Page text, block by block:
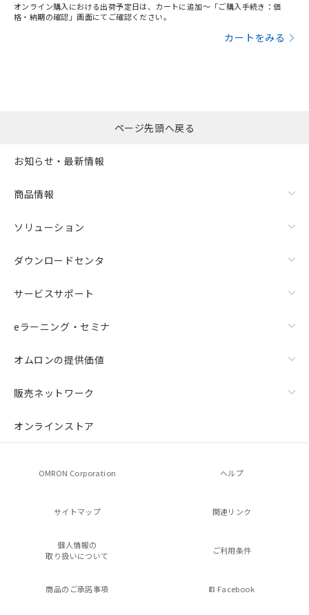
オンライン購入における出荷予定日は、カートに追加～「ご購入手続き：価
格・納期の確認」画面にてご確認ください。
カートをみる
ページ先頭へ戻る
お知らせ・最新情報
商品情報
ソリューション
ダウンロードセンタ
サービスサポート
eラーニング・セミナ
オムロンの提供価値
販売ネットワーク
オンラインストア
OMRON Corporation ヘルプ
サイトマップ 関連リンク
個人情報の
取り扱いについて
ご利用条件
商品のご承諾事項 Facebook